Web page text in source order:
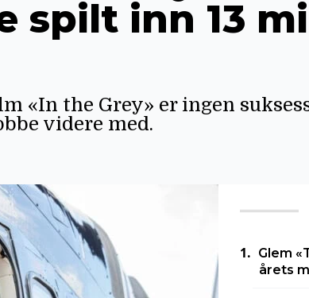
spilt inn 13
«In the Grey» er ingen
videre med.
Glem
årets